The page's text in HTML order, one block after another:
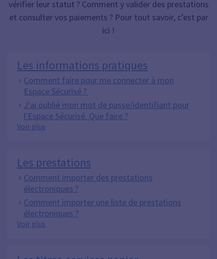
vérifier leur statut ? Comment y valider des prestations
et consulter vos paiements ? Pour tout savoir, c’est par
ici !
Les informations pratiques
Comment faire pour me connecter à mon
Espace Sécurisé ?
J'ai oublié mon mot de passe/identifiant pour
l'Espace Sécurisé. Que faire ?
Voir plus
Les informations pratiques
Les prestations
Comment importer des prestations
électroniques ?
Comment importer une liste de prestations
électroniques ?
Voir plus
Les prestations